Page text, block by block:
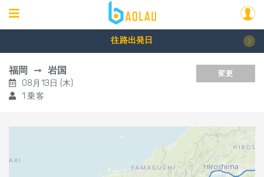
往路出発日
福岡 岩国
08月13日 (木)
1 乗客
変更